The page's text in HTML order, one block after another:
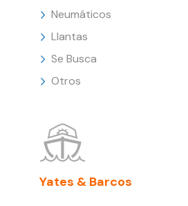
Neumáticos
Llantas
Se Busca
Otros
Yates & Barcos